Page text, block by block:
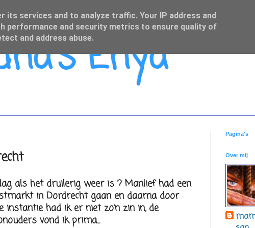
Enya
als het druilerig weer is ? Manlief had een
in Dordrecht gaan en daarna door
instantie had ik er niet zo'n zin in, de
vond ik prima...
Pagina's
Over mij
services and to analyze traffic. Your IP address and
performance and security metrics to ensure quality of
and address abuse.